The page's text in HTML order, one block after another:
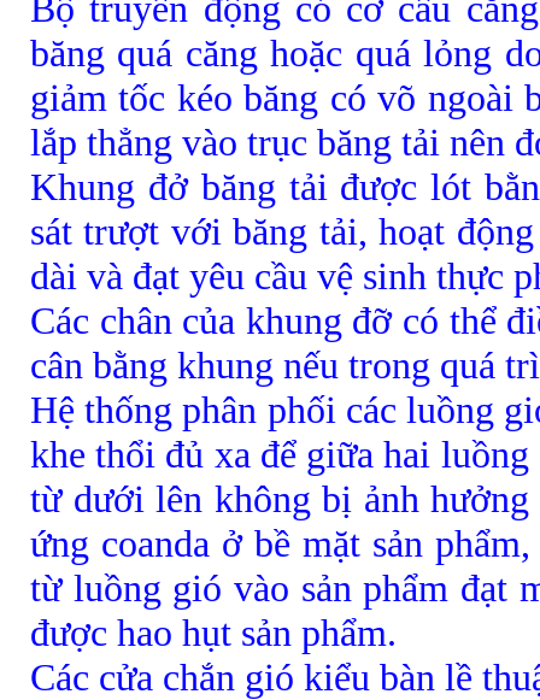
băng quá căng hoặc quá lỏng
giảm tốc kéo băng có võ ngoài
lắp thẳng vào trục băng tải nên
Khung đở băng tải được lót
sát trượt với băng tải, hoạt
dài và đạt yêu cầu vệ sinh thực
Các chân của khung đỡ có thể
cân bằng khung nếu trong quá
Hệ thống phân phối các luồng
khe thổi đủ xa để giữa hai
từ dưới lên không bị ảnh
ứng coanda ở bề mặt sản
từ luồng gió vào sản phẩm đạt
được hao hụt sản phẩm.
Các cửa chắn gió kiểu bàn lề